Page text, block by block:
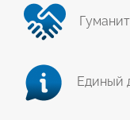
Единый